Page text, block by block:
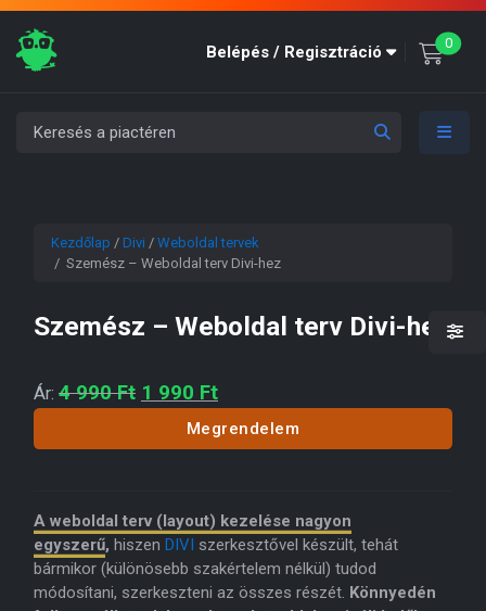
Belépés / Regisztráció 0
Kezdőlap / Divi / Weboldal tervek
/ Szemész – Weboldal terv Divi-hez
Szemész – Weboldal terv Divi-hez
Ár: 4 990Ft Original price was: 4 990 Ft.
1 990 FtCurrent price is: 1 990 Ft.
Megrendelem
A weboldal terv (layout) kezelése nagyon
egyszerű, hiszen DIVI szerkesztővel készült, tehát
bármikor (különösebb szakértelem nélkül) tudod
módosítani, szerkeszteni az összes részét. Könnyedén